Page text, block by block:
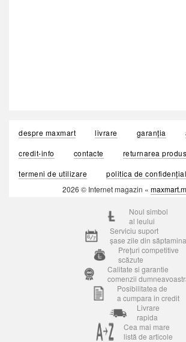
despre maxmart livrare garanția
credit-info
contacte
returnarea
termeni de utilizare
politica de
2026 © Internet magazin «
Noul simbol
al leului
Serviciu suport
șase zile din săptamina
Prețuri competitive
scăzute
Calitate si garantie
comenzii
Posibilitatea de
a cumpara in credit
Livrare
rapida
Cea mai mare
listă de articole